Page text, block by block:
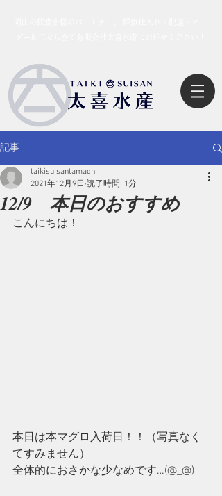
記事
12/9 本日のおすすめ
taikisuisantamachi
2021年12月9日 読了時間: 1分
こんにちは！
本日は本マグロ入荷日！！（写真なく
てすみません）
全体的におさかな少なめです…(@_@)